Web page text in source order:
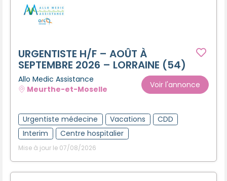
URGENTISTE H/F – AOÛT À
SEPTEMBRE 2026 – LORRAINE (54)
Allo Medic Assistance
Meurthe-et-Moselle
Voir l'annonce
Urgentiste médecine Vacations
CDD
Interim
Centre hospitalier
Mise à jour le 07/08/2026